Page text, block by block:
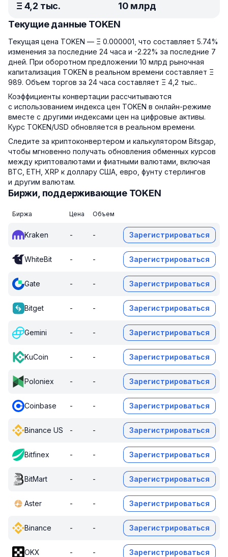
Ξ 4,2 тыс.
10 млрд
Текущие данные TOKEN
Текущая цена TOKEN — Ξ 0.000001, что составляет 5.74%
изменения за последние 24 часа и -2.22% за последние 7
дней. При оборотном предложении 10 млрд рыночная
капитализация TOKEN в реальном времени составляет Ξ
989. Объем торгов за 24 часа составляет Ξ 4,2 тыс..
Коэффициенты конвертации рассчитываются
с использованием индекса цен TOKEN в онлайн-режиме
вместе с другими индексами цен на цифровые активы.
Курс TOKEN/USD обновляется в реальном времени.
Следите за криптоконвертером и калькулятором Bitsgap,
чтобы мгновенно получать обновления обменных курсов
между криптовалютами и фиатными валютами, включая
BTC, ETH, XRP к доллару США, евро, фунту стерлингов
и другим валютам.
Биржи, поддерживающие TOKEN
Биржа Цена Объем
Kraken - - Зарегистрироваться
WhiteBit - - Зарегистрироваться
Gate - - Зарегистрироваться
Bitget - - Зарегистрироваться
Gemini - - Зарегистрироваться
KuCoin - - Зарегистрироваться
Poloniex - - Зарегистрироваться
Coinbase - - Зарегистрироваться
Binance US - - Зарегистрироваться
Bitfinex - - Зарегистрироваться
BitMart - - Зарегистрироваться
Aster - - Зарегистрироваться
Binance - - Зарегистрироваться
OKX - - Зарегистрироваться